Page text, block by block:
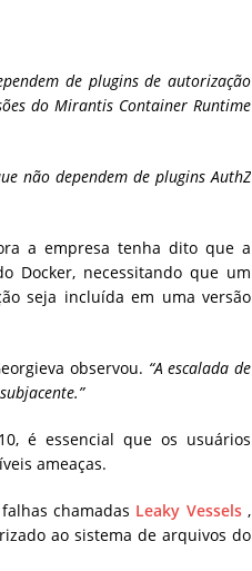
de plugins de autorização
do Mirantis Container Runtime
não dependem de plugins AuthZ
a empresa tenha dito que a
Docker, necessitando que um
seja incluída em uma versão
observou. “A escalada de
é essencial que os usuários
ameaças.
chamadas Leaky Vessels,
ao sistema de arquivos do